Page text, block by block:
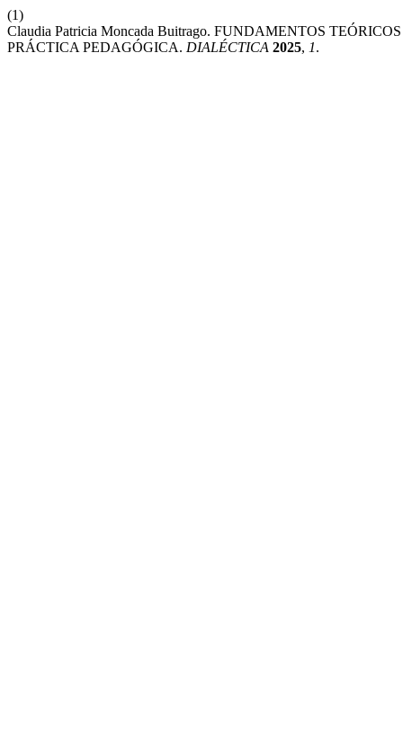
(1)
Claudia Patricia Moncada Buitrago. FUNDAMENTOS
PRÁCTICA PEDAGÓGICA. DIALÉCTICA 2025, 1.